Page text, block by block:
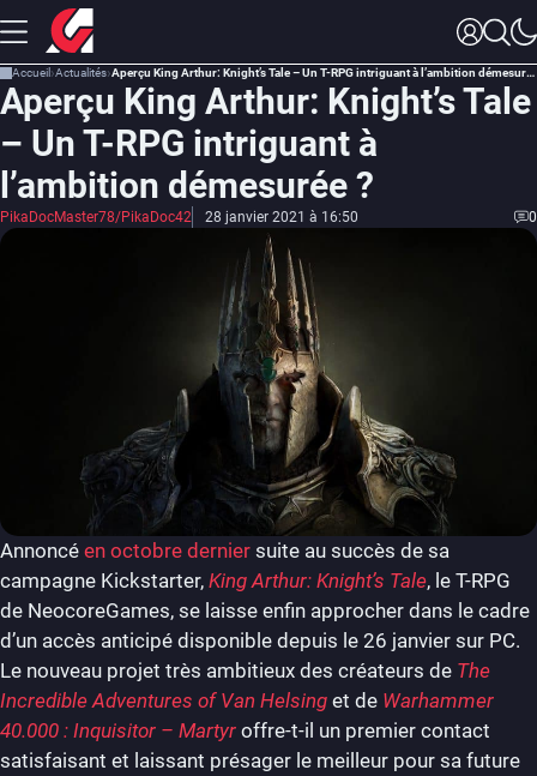
Accueil Actualités Aperçu King Arthur: Knight’s Tale – Un T-RPG intriguant à l’ambition démesurée ?
Aperçu King Arthur: Knight’s Tale
– Un T-RPG intriguant à
l’ambition démesurée ?
PikaDocMaster78/PikaDoc42 28 janvier 2021 à 16:50 0
Annoncé en octobre dernier suite au succès de sa
campagne Kickstarter, King Arthur: Knight’s Tale, le T-RPG
de NeocoreGames, se laisse enfin approcher dans le cadre
d’un accès anticipé disponible depuis le 26 janvier sur PC.
Le nouveau projet très ambitieux des créateurs de The
Incredible Adventures of Van Helsing et de Warhammer
40.000 : Inquisitor – Martyr offre-t-il un premier contact
satisfaisant et laissant présager le meilleur pour sa future